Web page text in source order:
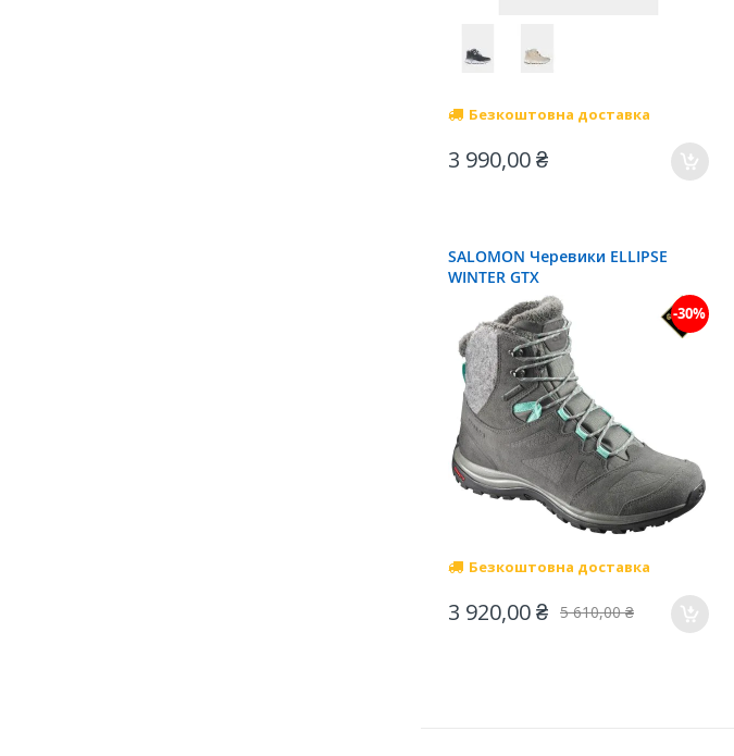
Безкоштовна доставка
3 990,00 ₴
SALOMON Черевики ELLIPSE
WINTER GTX
-30%
Безкоштовна доставка
3 920,00 ₴ 5 610,00 ₴